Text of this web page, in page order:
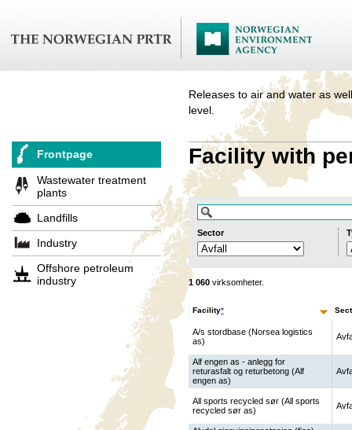
Releases to air and water as
level.
Frontpage
Wastewater treatment
plants
Landfills
Industry
Offshore petroleum
industry
Facility with
Sector
1 060 virksomheter.
Facility*
A/s stordbase (Norsea logistics
as)
Alf engen as - anlegg for
returasfalt og returbetong (Alf
engen as)
All sports recycled sør (All sports
recycled sør as)